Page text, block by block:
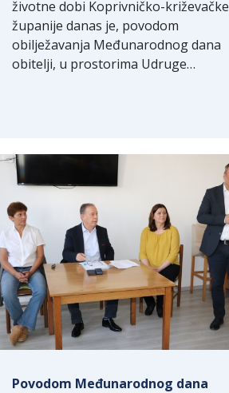
životne dobi Koprivničko-križevačke
županije danas je, povodom
obilježavanja Međunarodnog dana
obitelji, u prostorima Udruge…
Povodom Međunarodnog dana